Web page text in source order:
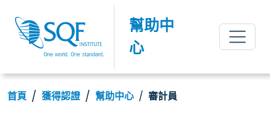
幫助中
心
首頁 獲得認證 幫助中心 審計員